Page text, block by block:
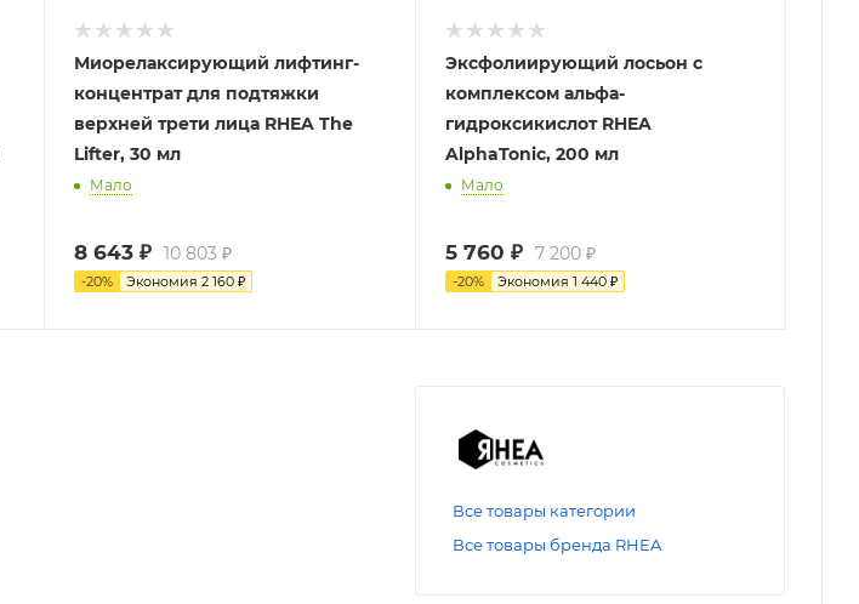
Миорелаксирующий лифтинг-
концентрат для подтяжки
верхней трети лица RHEA The
Lifter, 30 мл
Мало
8 643 ₽ 10 803 ₽
-20% Экономия 2 160 ₽
Эксфолиирующий лосьон с
комплексом альфа-
гидроксикислот RHEA
AlphaTonic, 200 мл
Мало
5 760 ₽ 7 200₽
-20% Экономия 1 440₽
Все товары категории
Все товары бренда RHEA